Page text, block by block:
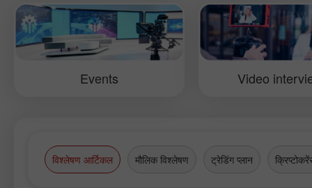
well as Forex trading.
biggest number of medium-sized
big businesses in the Asia, Hong
is one of the leading financial
InstaForex Company has visited
Events Video
विश्लेषण आर्टिकल मौलिक विश्लेषण ट्रेडिंग प्लान